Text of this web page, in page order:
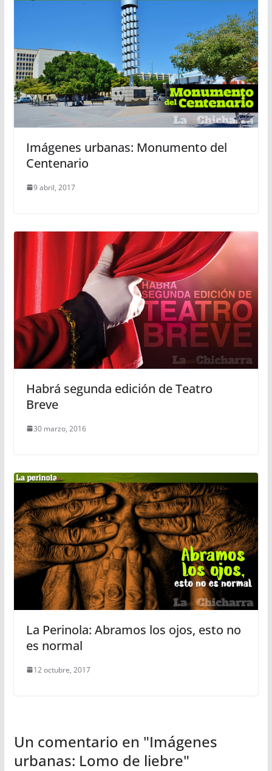
Imágenes urbanas: Monumento del
Centenario
9 abril, 2017
Habrá segunda edición de Teatro
Breve
30 marzo, 2016
La Perinola: Abramos los ojos, esto no
es normal
12 octubre, 2017
Un comentario en "Imágenes
urbanas: Lomo de liebre"